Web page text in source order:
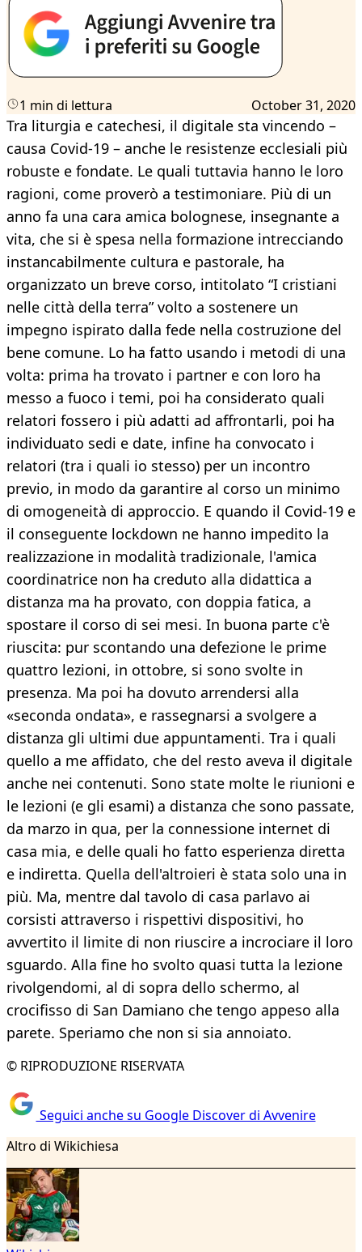
1 min di lettura October 31, 2020
Tra liturgia e catechesi, il digitale sta vincendo –
causa Covid-19 – anche le resistenze ecclesiali più
robuste e fondate. Le quali tuttavia hanno le loro
ragioni, come proverò a testimoniare. Più di un
anno fa una cara amica bolognese, insegnante a
vita, che si è spesa nella formazione intrecciando
instancabilmente cultura e pastorale, ha
organizzato un breve corso, intitolato “I cristiani
nelle città della terra” volto a sostenere un
impegno ispirato dalla fede nella costruzione del
bene comune. Lo ha fatto usando i metodi di una
volta: prima ha trovato i partner e con loro ha
messo a fuoco i temi, poi ha considerato quali
relatori fossero i più adatti ad affrontarli, poi ha
individuato sedi e date, infine ha convocato i
relatori (tra i quali io stesso) per un incontro
previo, in modo da garantire al corso un minimo
di omogeneità di approccio. E quando il Covid-19 e
il conseguente lockdown ne hanno impedito la
realizzazione in modalità tradizionale, l'amica
coordinatrice non ha creduto alla didattica a
distanza ma ha provato, con doppia fatica, a
spostare il corso di sei mesi. In buona parte c'è
riuscita: pur scontando una defezione le prime
quattro lezioni, in ottobre, si sono svolte in
presenza. Ma poi ha dovuto arrendersi alla
«seconda ondata», e rassegnarsi a svolgere a
distanza gli ultimi due appuntamenti. Tra i quali
quello a me affidato, che del resto aveva il digitale
anche nei contenuti. Sono state molte le riunioni e
le lezioni (e gli esami) a distanza che sono passate,
da marzo in qua, per la connessione internet di
casa mia, e delle quali ho fatto esperienza diretta
e indiretta. Quella dell'altroieri è stata solo una in
più. Ma, mentre dal tavolo di casa parlavo ai
corsisti attraverso i rispettivi dispositivi, ho
avvertito il limite di non riuscire a incrociare il loro
sguardo. Alla fine ho svolto quasi tutta la lezione
rivolgendomi, al di sopra dello schermo, al
crocifisso di San Damiano che tengo appeso alla
parete. Speriamo che non si sia annoiato.
© RIPRODUZIONE RISERVATA
Seguici anche su Google Discover di Avvenire
Altro di Wikichiesa